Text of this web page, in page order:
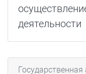
деятельности